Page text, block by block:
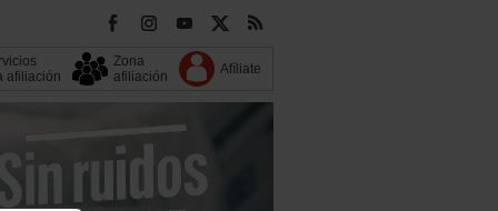
afiliación
Zona
afiliación
Afíliate